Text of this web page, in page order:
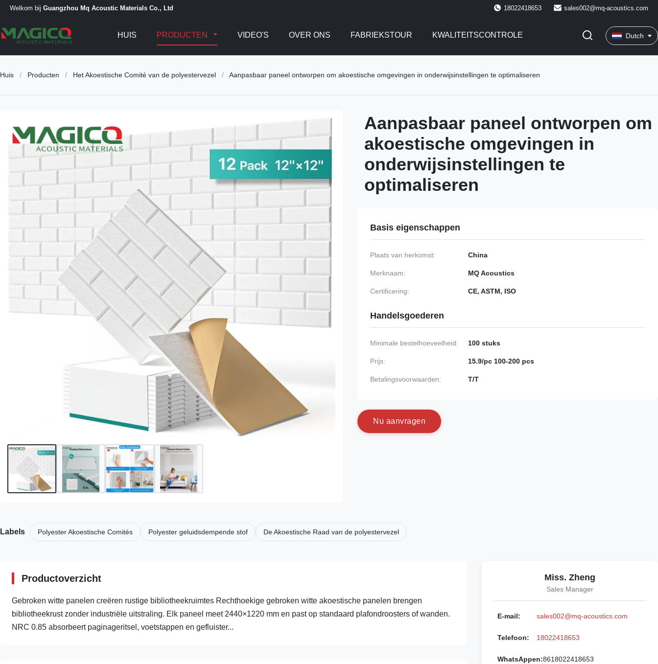
Welkom bij Guangzhou Mq Acoustic Materials Co., Ltd 18022418653 sales002@mq-acoustics.com
HUIS PRODUCTEN VIDEO'S OVER ONS FABRIEKSTOUR KWALITEITSCONTROLE Dutch
Huis / Producten / Het Akoestische Comité van de polyestervezel / Aanpasbaar paneel ontworpen om akoestische omgevingen in onderwijsinstellingen te optimaliseren
Aanpasbaar paneel ontworpen om
akoestische omgevingen in
onderwijsinstellingen te
optimaliseren
Basis eigenschappen
Plaats van herkomst: China
Merknaam: MQ Acoustics
Certificering: CE, ASTM, ISO
Handelsgoederen
Minimale bestelhoeveelheid: 100 stuks
Prijs: 15.9/pc 100-200 pcs
Betalingsvoorwaarden: T/T
N u aanvragen
Labels Polyester Akoestische Comités Polyester geluidsdempende stof De Akoestische Raad van de polyestervezel
Productoverzicht
Gebroken witte panelen creëren rustige bibliotheekruimtes Rechthoekige gebroken witte akoestische panelen brengen
bibliotheekrust zonder industriële uitstraling. Elk paneel meet 2440×1220 mm en past op standaard plafondroosters of wanden.
NRC 0.85 absorbeert paginageritsel, voetstappen en gefluister...
Miss. Zheng
Sales Manager
E-mail: sales002@mq-acoustics.com
Telefoon: 18022418653
WhatsAppen:8618022418653